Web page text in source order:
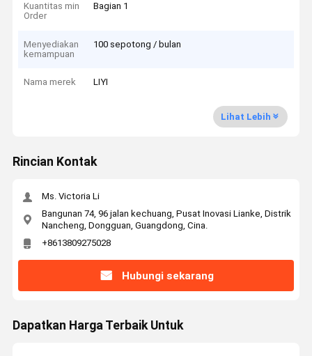
Kuantitas min
Order
Bagian 1
Menyediakan
kemampuan
100 sepotong / bulan
Nama merek LIYI
Lihat Lebih
Rincian Kontak
Ms. Victoria Li
Bangunan 74, 96 jalan kechuang, Pusat Inovasi Lianke, Distrik
Nancheng, Dongguan, Guangdong, Cina.
+8613809275028
Hubungi sekarang
Dapatkan Harga Terbaik Untuk